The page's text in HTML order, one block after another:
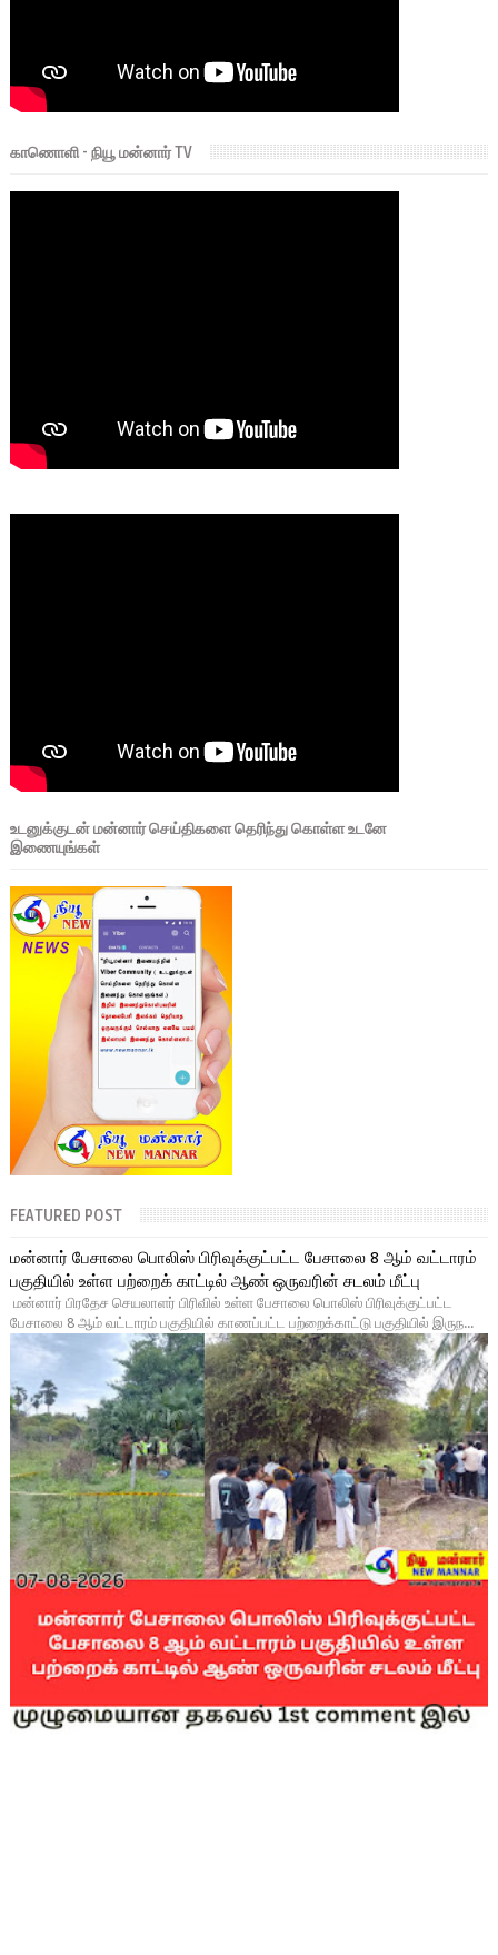
காணொளி - நியூ மன்னார் TV
உடனுக்குடன் மன்னார் செய்திகளை தெரிந்து கொள்ள உடனே
இணையுங்கள்
FEATURED POST
மன்னார் பேசாலை பொலிஸ் பிரிவுக்குட்பட்ட பேசாலை 8 ஆம் வட்டாரம்
பகுதியில் உள்ள பற்றைக் காட்டில் ஆண் ஒருவரின் சடலம் மீட்பு
மன்னார் பிரதேச செயலாளர் பிரிவில் உள்ள பேசாலை பொலிஸ் பிரிவுக்குட்பட்ட
பேசாலை 8 ஆம் வட்டாரம் பகுதியில் காணப்பட்ட பற்றைக்காட்டு பகுதியில் இருந...